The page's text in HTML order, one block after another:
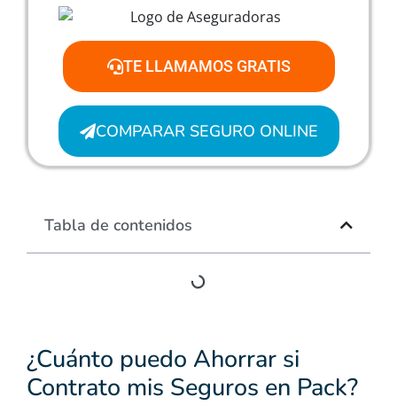
¿Cuánto puedo Ahorrar si
Contrato mis Seguros en Pack?
TE LLAMAMOS GRATIS
COMPARAR SEGURO ONLINE
Tabla de contenidos